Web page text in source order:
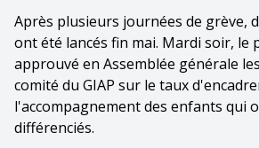
Après plusieurs journées de grève,
ont été lancés fin mai. Mardi soir, le
approuvé en Assemblée générale
comité du GIAP sur le taux
l'accompagnement des enfants qui
différenciés.